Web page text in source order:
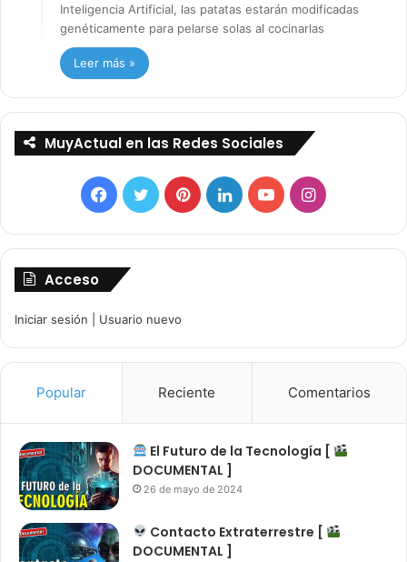
Inteligencia Artificial, las patatas estarán modificadas
genéticamente para pelarse solas al cocinarlas
Leer más »
MuyActual en las Redes Sociales
Facebook
TwitterPinterestLinkedInYouTubeInstagram
Acceso
Iniciar sesión Usuario nuevo
Popular Reciente Comentarios
El Futuro de la Tecnología [
DOCUMENTAL ]
26 de mayo de 2024
Contacto Extraterrestre [
DOCUMENTAL ]